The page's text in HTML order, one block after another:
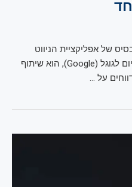
של אפליקציית הניווט
Waze (ווייז), שכזכור שייכת כיום לגוגל (Google), הוא שיתוף
על …